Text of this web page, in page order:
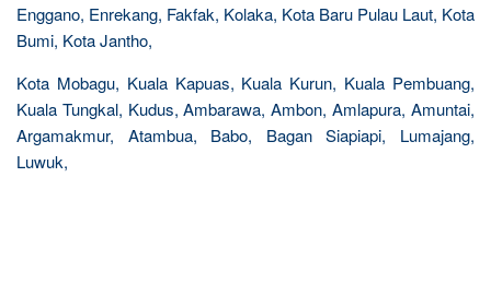
Enggano, Enrekang, Fakfak, Kolaka, Kota Baru Pulau Laut, Kota
Bumi, Kota Jantho,
Kota Mobagu, Kuala Kapuas, Kuala Kurun, Kuala Pembuang,
Kuala Tungkal, Kudus, Ambarawa, Ambon, Amlapura, Amuntai,
Argamakmur, Atambua, Babo, Bagan Siapiapi, Lumajang,
Luwuk,